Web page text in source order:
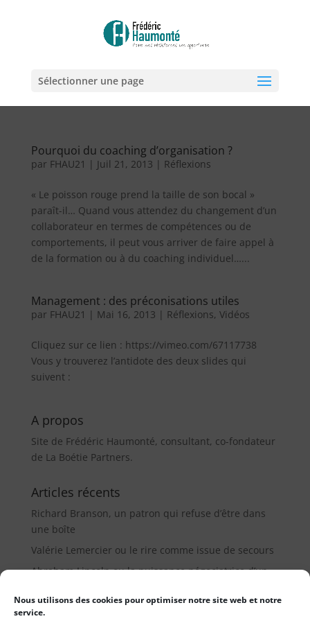
Nous utilisons des cookies pour optimiser notre site web et notre
service.
Sélectionner une page
Pourquoi du coaching d’organisation ?
par FHAU21 | Juil 21, 2013 | Réflexions
« Le poisson rouge prend la taille de son bocal »
paraît-il… Quand vous attendez du changement d’un
collaborateur en termes de compétences ou de
comportements, il peut vous arriver de faire appel à
de la formation ou à du coaching individuel…...
Management : des préconisations utiles
par FHAU21 | Mai 16, 2013 | Réflexions, Vidéos
Cliquez sur ce lien : https://vimeo.com/67117738
Vous y trouverez l’antidote des deux slides qui
suivent :
A propos
Site de Frédéric Haumonté, consultant, co-fondateur
de La Boétie Partners.
Articles récents
Richard Branson, un patron qui refuse d’être dans
une boîte
Valérie Lemercier ou le rire comme issue de secours
Abraham Lincoln ou la puissance négociatrice d’un